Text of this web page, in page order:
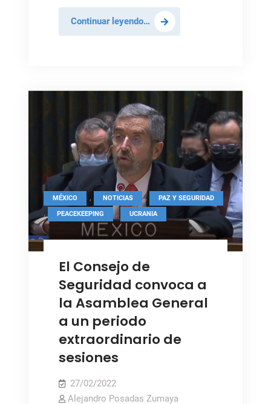
Continuar leyendo…México
y
y
garantizar
acceso
a
la
ayuda
humanitaria
en
Ucrania
MÉXICO , NOTICIAS , PAZ Y SEGURIDAD
, PEACEKEEPING , UCRANIA
El Consejo de
Seguridad convoca a
la Asamblea General
a un periodo
extraordinario de
sesiones
27/02/2022
Alejandro Posadas Zumaya